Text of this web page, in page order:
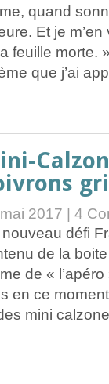
quand
Et je
feuille morte.
que j’ai
2017 | 4
défi
de la
de «
en ce
mini